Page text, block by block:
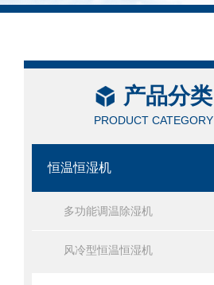
产品分类
PRODUCT CATEGORY
恒温恒湿机
多功能调温除湿机
风冷型恒温恒湿机